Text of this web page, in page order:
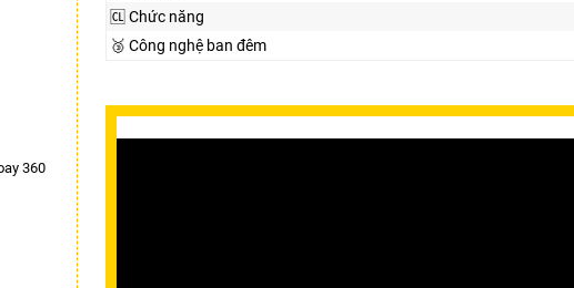
360
🆑 Chức năng
🥉 Công nghệ ban đêm